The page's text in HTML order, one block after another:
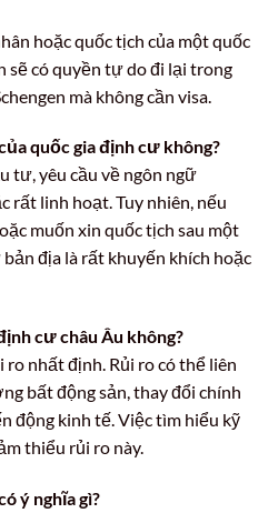
hoặc quốc tịch của một quốc
sẽ có quyền tự do đi lại trong
mà không cần visa.
quốc gia định cư không?
tư, yêu cầu về ngôn ngữ
rất linh hoạt. Tuy nhiên, nếu
muốn xin quốc tịch sau một
địa là rất khuyến khích hoặc
cư châu Âu không?
nhất định. Rủi ro có thể liên
bất động sản, thay đổi chính
động kinh tế. Việc tìm hiểu kỹ
thiểu rủi ro này.
ý nghĩa gì?